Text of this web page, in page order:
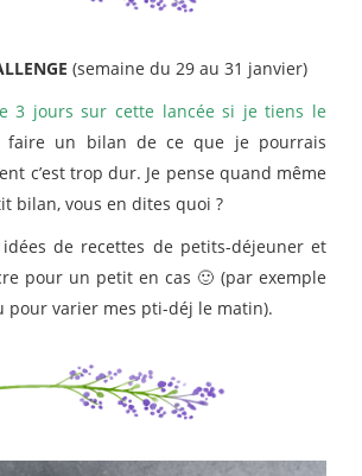
(semaine du 29 au 31 janvier)
3 jours sur cette lancée si je tiens le
faire un bilan de ce que je pourrais
c’est trop dur. Je pense quand même
bilan, vous en dites quoi ?
de recettes de petits-déjeuner et
pour un petit en cas 🙂 (par exemple
pour varier mes pti-déj le matin).